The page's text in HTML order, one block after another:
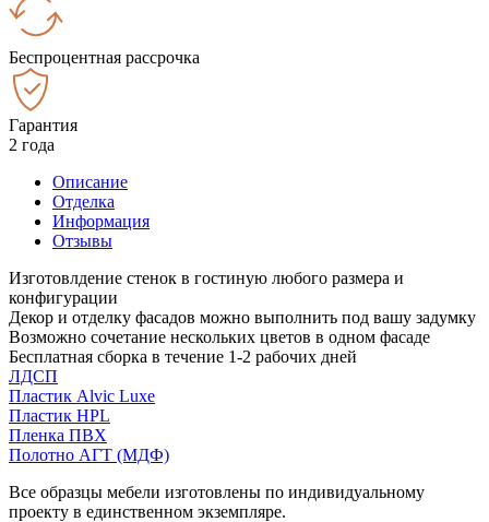
Беспроцентная рассрочка
Гарантия
2 года
Описание
Отделка
Информация
Отзывы
Изготовлдение стенок в гостиную любого размера и
конфигурации
Декор и отделку фасадов можно выполнить под вашу задумку
Возможно сочетание нескольких цветов в одном фасаде
Бесплатная сборка в течение 1-2 рабочих дней
ЛДСП
Пластик Alvic Luxe
Пластик HPL
Пленка ПВХ
Полотно АГТ (МДФ)
Все образцы мебели изготовлены по индивидуальному
проекту в единственном экземпляре.